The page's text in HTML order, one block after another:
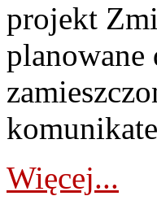
projekt
planowane
Więcej...